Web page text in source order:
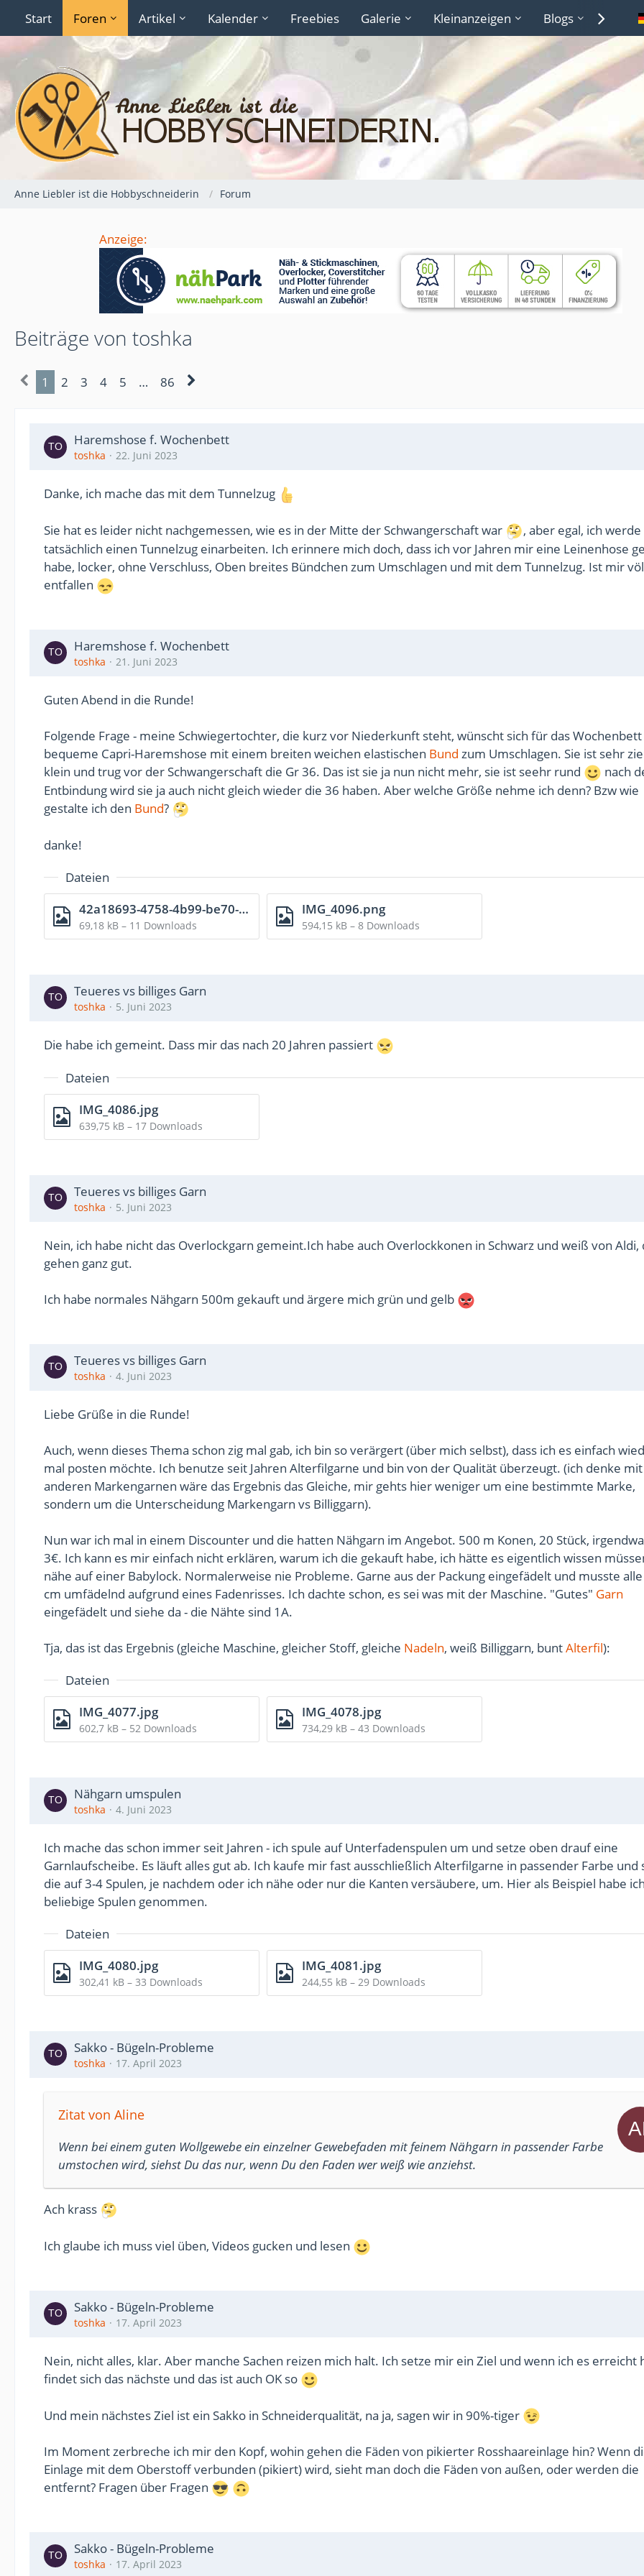
Start Foren Artikel Kalender Freebies Galerie Kleinanzeigen Blogs
Anne Liebler ist die Hobbyschneiderin Forum
Anzeige:
Beiträge von toshka
1 2 3 4 5 … 86
Haremshose f. Wochenbett
toshka 22. Juni 2023
Danke, ich mache das mit dem Tunnelzug
Sie hat es leider nicht nachgemessen, wie es in der Mitte der Schwangerschaft war
, aber egal, ich werde
tatsächlich einen Tunnelzug einarbeiten. Ich erinnere mich doch, dass ich vor Jahren mir eine Leinenhose
habe, locker, ohne Verschluss, Oben breites Bündchen zum Umschlagen und mit dem Tunnelzug. Ist mir
entfallen
Haremshose f. Wochenbett
toshka 21. Juni 2023
Guten Abend in die Runde!
Folgende Frage - meine Schwiegertochter, die kurz vor Niederkunft steht, wünscht sich für das
bequeme Capri-Haremshose mit einem breiten weichen elastischen Bund zum Umschlagen. Sie ist sehr
klein und trug vor der Schwangerschaft die Gr 36. Das ist sie ja nun nicht mehr, sie ist seehr rund
nach
Entbindung wird sie ja auch nicht gleich wieder die 36 haben. Aber welche Größe nehme ich denn? Bzw wie
gestalte ich den Bund?
danke!
Dateien
42a18693-4758-4b99-be70-01f64cbefce4.jpg
69,18 kB – 11 Downloads
IMG_4096.png
594,15 kB – 8 Downloads
Teueres vs billiges Garn
toshka 5. Juni 2023
Die habe ich gemeint. Dass mir das nach 20 Jahren passiert
Dateien
IMG_4086.jpg
639,75 kB – 17 Downloads
Teueres vs billiges Garn
toshka 5. Juni 2023
Nein, ich habe nicht das Overlockgarn gemeint.Ich habe auch Overlockkonen in Schwarz und weiß von Aldi,
gehen ganz gut.
Ich habe normales Nähgarn 500m gekauft und ärgere mich grün und gelb
Teueres vs billiges Garn
toshka 4. Juni 2023
Liebe Grüße in die Runde!
Auch, wenn dieses Thema schon zig mal gab, ich bin so verärgert (über mich selbst), dass ich es einfach
mal posten möchte. Ich benutze seit Jahren Alterfilgarne und bin von der Qualität überzeugt. (ich denke mit
anderen Markengarnen wäre das Ergebnis das Gleiche, mir gehts hier weniger um eine bestimmte Marke,
sondern um die Unterscheidung Markengarn vs Billiggarn).
Nun war ich mal in einem Discounter und die hatten Nähgarn im Angebot. 500 m Konen, 20 Stück,
3€. Ich kann es mir einfach nicht erklären, warum ich die gekauft habe, ich hätte es eigentlich wissen
nähe auf einer Babylock. Normalerweise nie Probleme. Garne aus der Packung eingefädelt und musste
cm umfädelnd aufgrund eines Fadenrisses. Ich dachte schon, es sei was mit der Maschine. "Gutes" Garn
eingefädelt und siehe da - die Nähte sind 1A.
Tja, das ist das Ergebnis (gleiche Maschine, gleicher Stoff, gleiche Nadeln, weiß Billiggarn, buntAlterfil):
Dateien
IMG_4077.jpg
602,7 kB – 52 Downloads
IMG_4078.jpg
734,29 kB – 43 Downloads
Nähgarn umspulen
toshka 4. Juni 2023
Ich mache das schon immer seit Jahren - ich spule auf Unterfadenspulen um und setze oben drauf eine
Garnlaufscheibe. Es läuft alles gut ab. Ich kaufe mir fast ausschließlich Alterfilgarne in passender Farbe und
die auf 3-4 Spulen, je nachdem oder ich nähe oder nur die Kanten versäubere, um. Hier als Beispiel habe ich
beliebige Spulen genommen.
Dateien
IMG_4080.jpg
302,41 kB – 33 Downloads
IMG_4081.jpg
244,55 kB – 29 Downloads
Sakko - Bügeln-Probleme
toshka 17. April 2023
Zitat von Aline
Wenn bei einem guten Wollgewebe ein einzelner Gewebefaden mit feinem Nähgarn in passender Farbe
umstochen wird, siehst Du das nur, wenn Du den Faden wer weiß wie anziehst.
Ach krass
Ich glaube ich muss viel üben, Videos gucken und lesen
Sakko - Bügeln-Probleme
toshka 17. April 2023
Nein, nicht alles, klar. Aber manche Sachen reizen mich halt. Ich setze mir ein Ziel und wenn ich es erreicht
findet sich das nächste und das ist auch OK so
Und mein nächstes Ziel ist ein Sakko in Schneiderqualität, na ja, sagen wir in 90%-tiger
Im Moment zerbreche ich mir den Kopf, wohin gehen die Fäden von pikierter Rosshaareinlage hin? Wenn
Einlage mit dem Oberstoff verbunden (pikiert) wird, sieht man doch die Fäden von außen, oder werden die
entfernt? Fragen über Fragen
Sakko - Bügeln-Probleme
toshka 17. April 2023